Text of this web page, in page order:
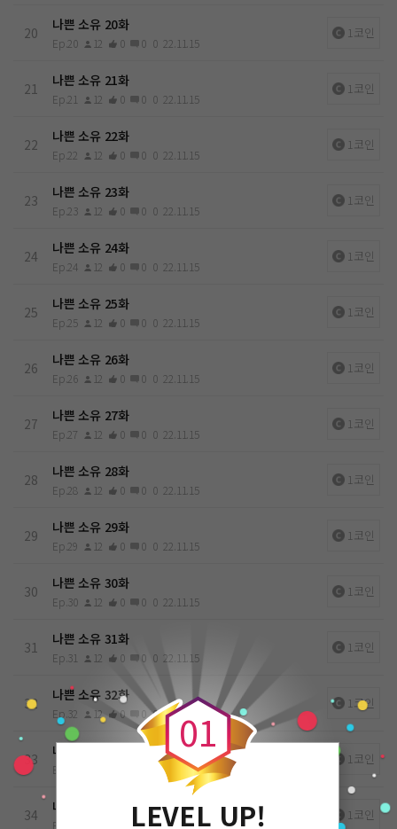
20 나쁜 소유 20화
Ep.20 12 0 0 0 22.11.15
1코인
21 나쁜 소유 21화
Ep.21 12 0 0 0 22.11.15
1코인
22 나쁜 소유 22화
Ep.22 12 0 0 0 22.11.15
1코인
23 나쁜 소유 23화
Ep.23 12 0 0 0 22.11.15
1코인
24 나쁜 소유 24화
Ep.24 12 0 0 0 22.11.15
1코인
25 나쁜 소유 25화
Ep.25 12 0 0 0 22.11.15
1코인
26 나쁜 소유 26화
Ep.26 12 0 0 0 22.11.15
1코인
27 나쁜 소유 27화
Ep.27 12 0 0 0 22.11.15
1코인
28 나쁜 소유 28화
Ep.28 12 0 0 0 22.11.15
1코인
29 나쁜 소유 29화
Ep.29 12 0 0 0 22.11.15
1코인
30 나쁜 소유 30화
Ep.30 12 0 0 0 22.11.15
1코인
31 나쁜 소유 31화
Ep.31 12 0 0 0 22.11.15
1코인
32 나쁜 소유 32화
Ep.32 12 0 0 0 22.11.15
1코인
33 나쁜 소유 33화
Ep.33 22.11.15
1코인
34 나쁜 소유 34화
Ep.34 0 0 22.11.15
1코인
0
0
1
LEVEL UP!